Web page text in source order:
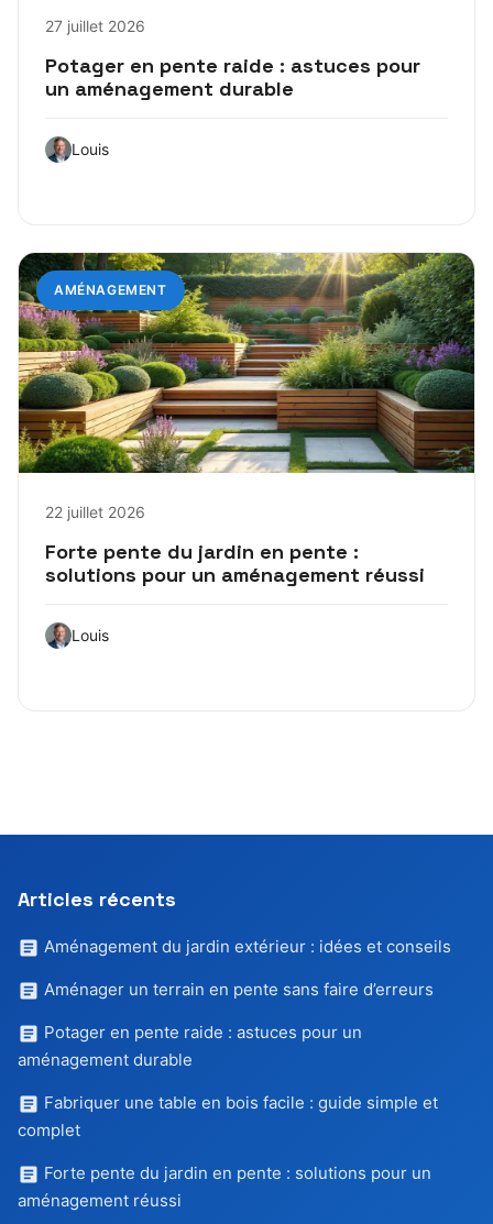
27 juillet 2026
Potager en pente raide : astuces pour
un aménagement durable
Louis
AMÉNAGEMENT
22 juillet 2026
Forte pente du jardin en pente :
solutions pour un aménagement réussi
Louis
Articles récents
Aménagement du jardin extérieur : idées et conseils
Aménager un terrain en pente sans faire d’erreurs
Potager en pente raide : astuces pour un
aménagement durable
Fabriquer une table en bois facile : guide simple et
complet
Forte pente du jardin en pente : solutions pour un
aménagement réussi